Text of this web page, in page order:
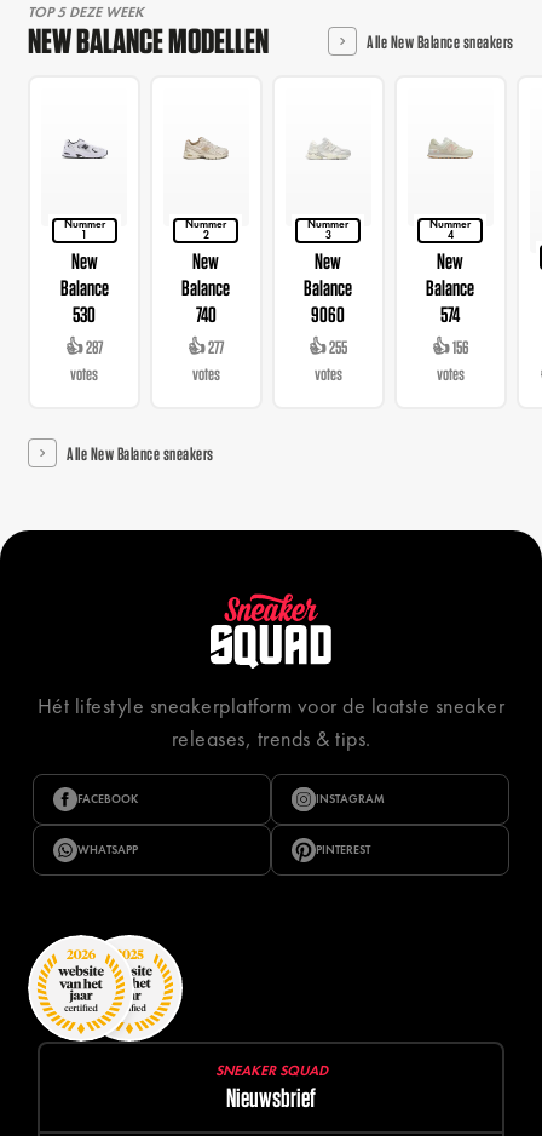
TOP 5 DEZE WEEK
NEW BALANCE MODELLEN Alle New Balance sneakers
Nummer
1
New
Balance
530
👍 287
votes
Nummer
2
New
Balance
740
👍 277
votes
Nummer
3
New
Balance
9060
👍 255
votes
Nummer
4
New
Balance
574
👍 156
votes
Alle New Balance sneakers
Hét lifestyle sneakerplatform voor de laatste sneaker
releases, trends & tips.
FACEBOOK INSTAGRAM
WHATSAPP PINTEREST
SNEAKER SQUAD
Nieuwsbrief